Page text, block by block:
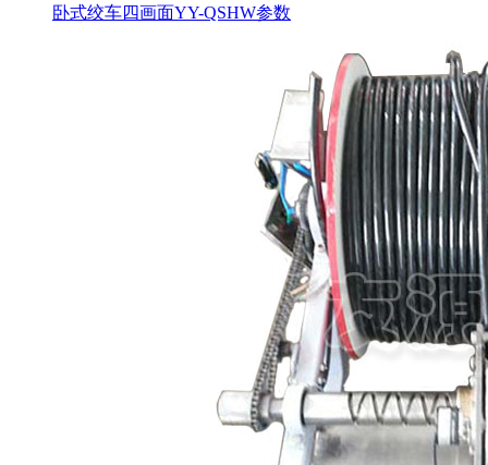
卧式绞车四画面YY-QSHW参数